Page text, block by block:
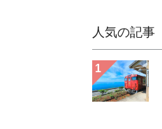
人気の記事